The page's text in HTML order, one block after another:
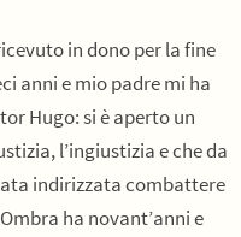
in dono per la fine
anni e mio padre mi ha
Hugo: si è aperto un
l’ingiustizia e che da
indirizzata combattere
ha novant’anni e